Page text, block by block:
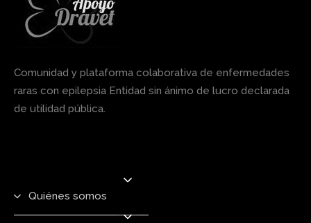
Comunidad y plataforma colaborativa de enfermedades
raras con epilepsia Entidad sin ánimo de lucro declarada
de utilidad pública.
Quiénes somos